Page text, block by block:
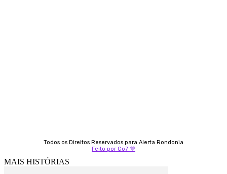
Todos os Direitos Reservados para Alerta Rondonia
Feito por Go7 💜
MAIS HISTÓRIAS